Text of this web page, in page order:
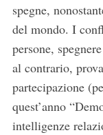
spegne,
del mondo. I
persone,
al contrario,
partecipazione
quest’anno
intelligenze